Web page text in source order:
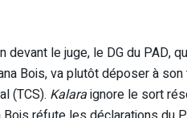
le juge, le DG du PAD,
Bois, va plutôt déposer à
(TCS). Kalaraignore le sort